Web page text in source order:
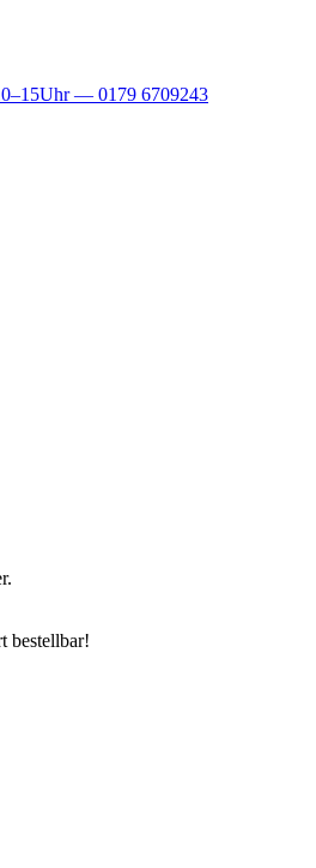
— 0179 6709243
bestellbar!